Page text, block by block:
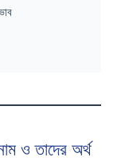
ও তাদের অর্থ